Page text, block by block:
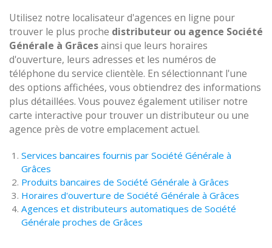
Utilisez notre localisateur d'agences en ligne pour
trouver le plus proche distributeur ou agence Société
Générale à Grâcesainsi que leurs horaires
d'ouverture, leurs adresses et les numéros de
téléphone du service clientèle. En sélectionnant l'une
des options affichées, vous obtiendrez des informations
plus détaillées. Vous pouvez également utiliser notre
carte interactive pour trouver un distributeur ou une
agence près de votre emplacement actuel.
Services bancaires fournis par Société Générale à
Grâces
Produits bancaires de Société Générale à Grâces
Horaires d'ouverture de Société Générale à Grâces
Agences et distributeurs automatiques de Société
Générale proches de Grâces